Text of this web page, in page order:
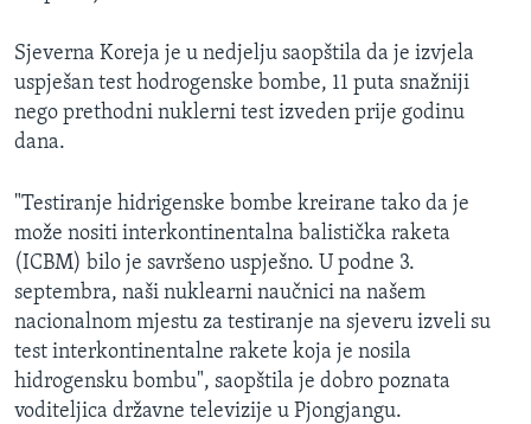
Sjeverna Koreja je u nedjelju saopštila da je izvjela
uspješan test hodrogenske bombe, 11 puta snažniji
nego prethodni nuklerni test izveden prije godinu
dana.
"Testiranje hidrigenske bombe kreirane tako da je
može nositi interkontinentalna balistička raketa
(ICBM) bilo je savršeno uspješno. U podne 3.
septembra, naši nuklearni naučnici na našem
nacionalnom mjestu za testiranje na sjeveru izveli su
test interkontinentalne rakete koja je nosila
hidrogensku bombu", saopštila je dobro poznata
voditeljica državne televizije u Pjongjangu.